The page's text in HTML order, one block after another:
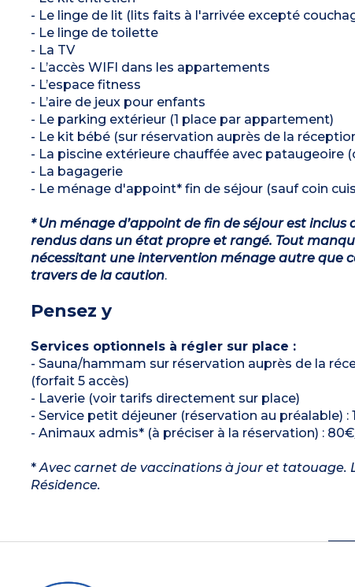
- Le linge de lit (lits faits à l'arrivée excepté
- Le linge de toilette
- La TV
- L’accès WIFI dans les appartements
- L’espace fitness
- L’aire de jeux pour enfants
- Le parking extérieur (1 place par appartement)
- Le kit bébé (sur réservation auprès de la
- La piscine extérieure chauffée avec
- La bagagerie
- Le ménage d'appoint* fin de séjour (sauf coin
* Un ménage d’appoint de fin de séjour est
rendus dans un état propre et rangé. Tout
nécessitant une intervention ménage autre que
travers de la caution.
Pensez y
Services optionnels à régler sur place :
- Sauna/hammam sur réservation auprès de la
(forfait 5 accès)
- Laverie (voir tarifs directement sur place)
- Service petit déjeuner (réservation au préalable) :
- Animaux admis* (à préciser à la réservation) :
*Avec carnet de vaccinations à jour et tatouage.
Résidence.